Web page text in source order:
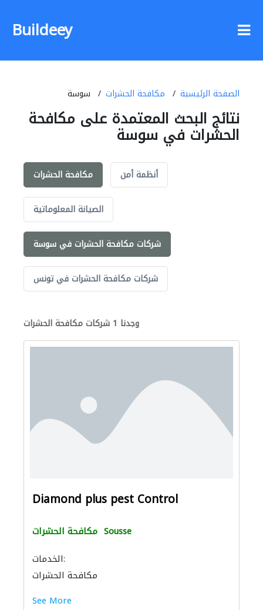
Buildeey
الصفحة الرئيسية مكافحة الحشرات سوسة
نتائج البحث المعتمدة على مكافحة
الحشرات في سوسة
مكافحة الحشرات أنظمة أمن
الصيانة المعلوماتية
شركات مكافحة الحشرات في سوسة
شركات مكافحة الحشرات في تونس
وجدنا 1 شركات مكافحة الحشرات
Diamond plus pest Control
مكافحة الحشرات Sousse
الخدمات:
مكافحة الحشرات
See More